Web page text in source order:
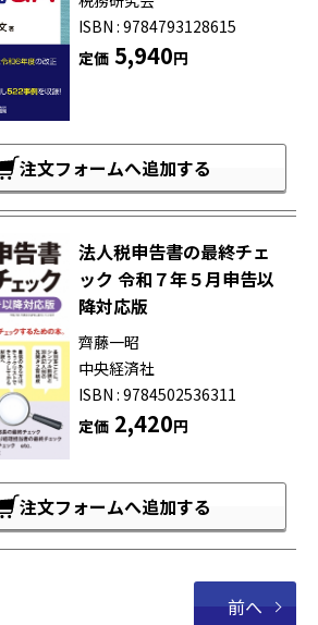
ISBN : 9784793128615
定価5,940円
注文フォームへ追加する
法人税申告書の最終チェ
ック 令和７年５月申告以
降対応版
齊藤一昭
中央経済社
ISBN : 9784502536311
定価2,420円
注文フォームへ追加する
前へ